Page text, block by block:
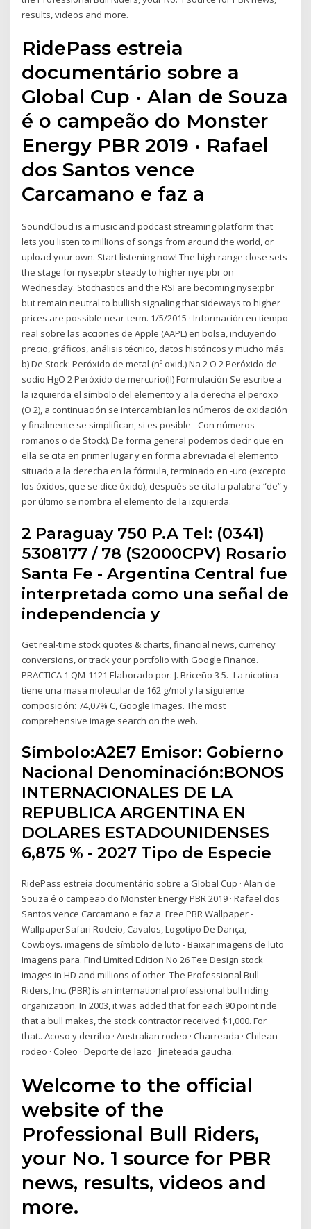
results, videos and more.
RidePass estreia
documentário sobre a
Global Cup · Alan de Souza
é o campeão do Monster
Energy PBR 2019 · Rafael
dos Santos vence
Carcamano e faz a
SoundCloud is a music and podcast streaming platform that
lets you listen to millions of songs from around the world, or
upload your own. Start listening now! The high-range close sets
the stage for nyse:pbr steady to higher nye:pbr on
Wednesday. Stochastics and the RSI are becoming nyse:pbr
but remain neutral to bullish signaling that sideways to higher
prices are possible near-term. 1/5/2015 · Información en tiempo
real sobre las acciones de Apple (AAPL) en bolsa, incluyendo
precio, gráficos, análisis técnico, datos históricos y mucho más.
b) De Stock: Peróxido de metal (nº oxid.) Na 2 O 2 Peróxido de
sodio HgO 2 Peróxido de mercurio(II) Formulación Se escribe a
la izquierda el símbolo del elemento y a la derecha el peroxo
(O 2), a continuación se intercambian los números de oxidación
y finalmente se simplifican, si es posible - Con números
romanos o de Stock). De forma general podemos decir que en
ella se cita en primer lugar y en forma abreviada el elemento
situado a la derecha en la fórmula, terminado en -uro (excepto
los óxidos, que se dice óxido), después se cita la palabra “de” y
por último se nombra el elemento de la izquierda.
2 Paraguay 750 P.A Tel: (0341)
5308177 / 78 (S2000CPV) Rosario
Santa Fe - Argentina Central fue
interpretada como una señal de
independencia y
Get real-time stock quotes & charts, financial news, currency
conversions, or track your portfolio with Google Finance.
PRACTICA 1 QM-1121 Elaborado por: J. Briceño 3 5.- La nicotina
tiene una masa molecular de 162 g/mol y la siguiente
composición: 74,07% C, Google Images. The most
comprehensive image search on the web.
Símbolo:A2E7 Emisor: Gobierno
Nacional Denominación:BONOS
INTERNACIONALES DE LA
REPUBLICA ARGENTINA EN
DOLARES ESTADOUNIDENSES
6,875 % - 2027 Tipo de Especie
RidePass estreia documentário sobre a Global Cup · Alan de
Souza é o campeão do Monster Energy PBR 2019 · Rafael dos
Santos vence Carcamano e faz a Free PBR Wallpaper -
WallpaperSafari Rodeio, Cavalos, Logotipo De Dança,
Cowboys. imagens de símbolo de luto - Baixar imagens de luto
Imagens para. Find Limited Edition No 26 Tee Design stock
images in HD and millions of other The Professional Bull
Riders, Inc. (PBR) is an international professional bull riding
organization. In 2003, it was added that for each 90 point ride
that a bull makes, the stock contractor received $1,000. For
that.. Acoso y derribo · Australian rodeo · Charreada · Chilean
rodeo · Coleo · Deporte de lazo · Jineteada gaucha.
Welcome to the official
website of the
Professional Bull Riders,
your No. 1 source for PBR
news, results, videos and
more.